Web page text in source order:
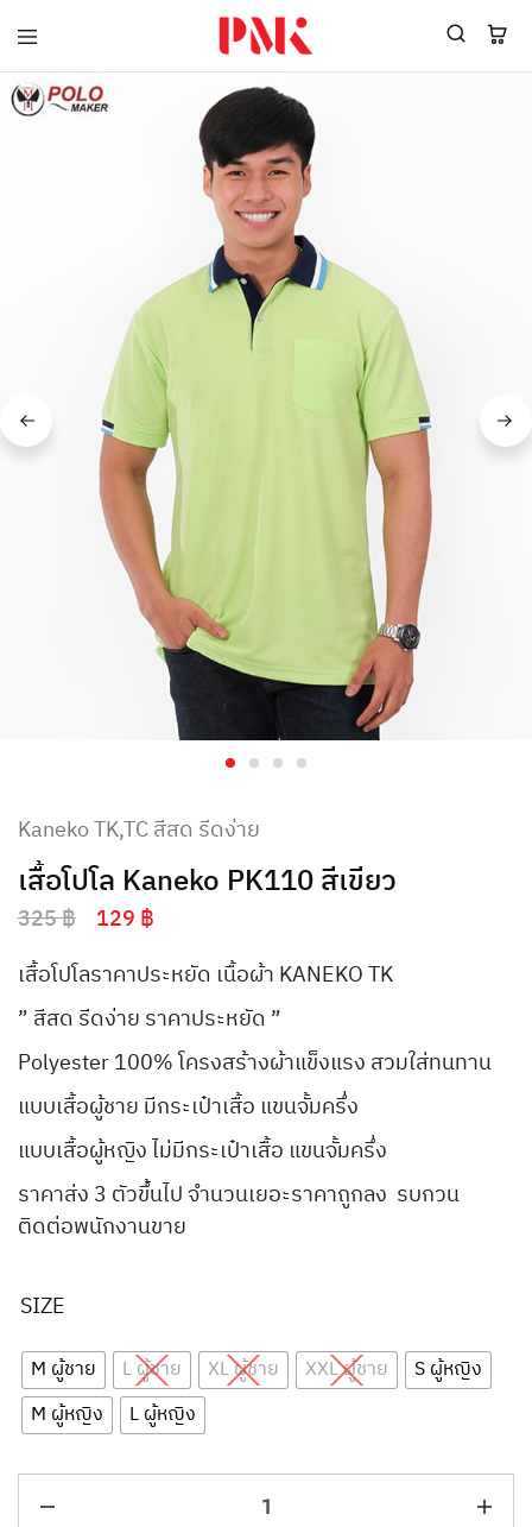
PMK
Polomaker
สินค้า
แบรนด์
ยูนิฟอร์ม
พร้อม
โลโก้
ผู้
ยูนิฟอร์ม
บริษัท
มาตรฐาน
ISO9001
อุตสาหกรรม
เขียว
ที่2
Kaneko TK,TC สีสด รีดง่าย
เสื้อโปโล Kaneko PK110 สีเขียว
325฿ 129 ฿
เสื้อโปโลราคาประหยัด เนื้อผ้า KANEKO TK
” สีสด รีดง่าย ราคาประหยัด ”
Polyester 100% โครงสร้างผ้าแข็งแรง สวมใส่ทนทาน
แบบเสื้อผู้ชาย มีกระเป๋าเสื้อ แขนจั้มครึ่ง
แบบเสื้อผู้หญิง ไม่มีกระเป๋าเสื้อ แขนจั้มครึ่ง
ราคาส่ง 3 ตัวขึ้นไป จำนวนเยอะราคาถูกลง รบกวน
ติดต่อพนักงานขาย
SIZE
M ผู้ชาย L ผู้ชาย XL ผู้ชาย XXL ผู้ชาย
S ผู้หญิง
M ผู้หญิง
L ผู้หญิง